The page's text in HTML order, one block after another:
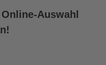
Auswahl